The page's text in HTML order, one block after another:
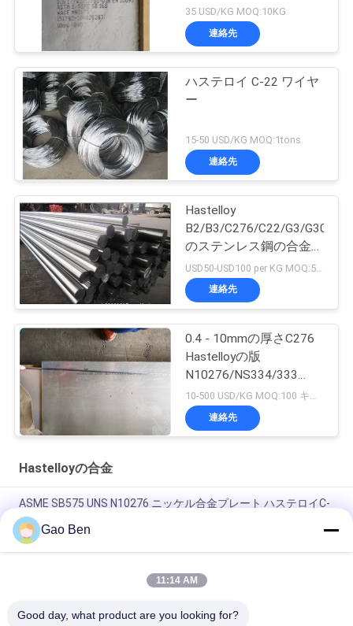
せていた
35 USD/KG MOQ:10KG
連絡先
ハステロイ C-22 ワイヤ
ー
15-50 USD/KG MOQ:1tons
連絡先
Hastelloy
B2/B3/C276/C22/G3/G30/XH
のステンレス鋼の合金の
丸棒
連絡先
0.4 - 10mmの厚さC276
Hastelloyの版
N10276/NS334/333
W.Nr.2.4819
10-500 USD/KG MOQ:100 キログラム
連絡先
Hastelloyの合金
ASME SB575 UNS N10276 ニッケル合金プレート ハステロイC-
276プレート 1.5*1219*2438mm
UNS N10276 W.Nr 2.4819 ハステロイ C-276 磨き棒
GH5188 コバルトベースの合金丸棒 HAYNES 188 Ø20 X 500mm
Gao Ben
11:14 AM
Good day, what product are you looking for?